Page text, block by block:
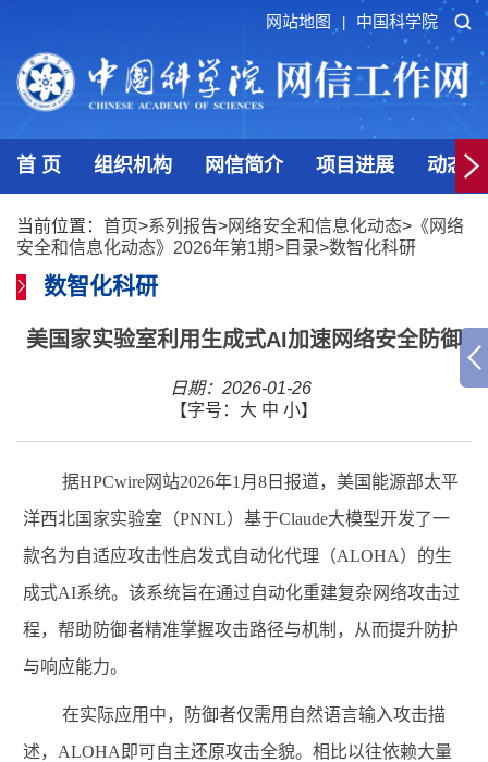
网站地图 中国科学院
首 页 组织机构 网信简介 项目进展 动态
当前位置： 首页>系列报告>网络安全和信息化动态> 《网络
安全和信息化动态》2026年第1期>目录>数智化科研
数智化科研
美国家实验室利用生成式AI加速网络安全防御
日期：2026-01-26
【字号： 大 中 小】
据HPCwire网站2026年1 月 8 日报道，美国能源部太平
洋西北国家实验室（PNNL）基于Claude大模型开发了一
款名为自适应攻击性启发式自动化代理（ALOHA）的生
成式AI系统。该系统旨在通过自动化重建复杂网络攻击过
程，帮助防御者精准掌握攻击路径与机制，从而提升防护
与响应能力。
在实际应用中，防御者仅需用自然语言输入攻击描
述， ALOHA 即可自主还原攻击全貌。相比以往依赖大量